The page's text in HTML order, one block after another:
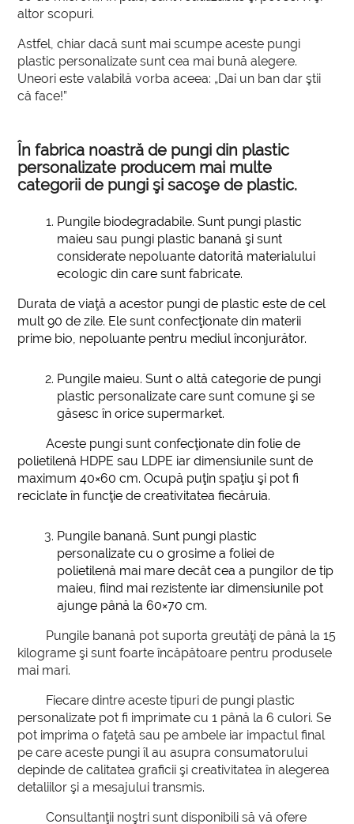
altor scopuri.
Astfel, chiar dacă sunt mai scumpe aceste pungi
plastic personalizate sunt cea mai bună alegere.
Uneori este valabilă vorba aceea: „Dai un ban dar ştii
că face!”
În fabrica noastră de pungi din plastic
personalizate producem mai multe
categorii de pungi şi sacoşe de plastic.
Pungile biodegradabile. Sunt pungi plastic
maieu sau pungi plastic banană şi sunt
considerate nepoluante datorită materialului
ecologic din care sunt fabricate.
Durata de viaţă a acestor pungi de plastic este de cel
mult 90 de zile. Ele sunt confecţionate din materii
prime bio, nepoluante pentru mediul înconjurător.
Pungile maieu.Sunt o altă categorie de pungi
plastic personalizate care sunt comune şi se
găsesc în orice supermarket.
Aceste pungi sunt confecţionate din folie de
polietilenă HDPE sau LDPE iar dimensiunile sunt de
maximum 40×60 cm. Ocupă puţin spaţiu şi pot fi
reciclate în funcţie de creativitatea fiecăruia.
Pungile banană.Sunt pungi plastic
personalizate cu o grosime a foliei de
polietilenă mai mare decât cea a pungilor de tip
maieu, fiind mai rezistente iar dimensiunile pot
ajunge până la 60×70 cm.
Pungile banană pot suporta greutăţi de până la 15
kilograme şi sunt foarte încăpătoare pentru produsele
mai mari.
Fiecare dintre aceste tipuri de pungi plastic
personalizate pot fi imprimate cu 1 până la 6 culori. Se
pot imprima o faţetă sau pe ambele iar impactul final
pe care aceste pungi îl au asupra consumatorului
depinde de calitatea graficii şi creativitatea în alegerea
detaliilor şi a mesajului transmis.
Consultanţii noştri sunt disponibili să vă ofere